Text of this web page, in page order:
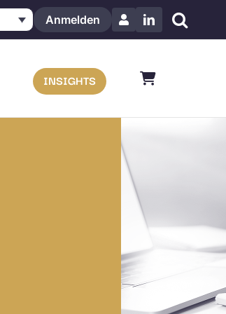
Anmelden LinkedIn
INSIGHTS